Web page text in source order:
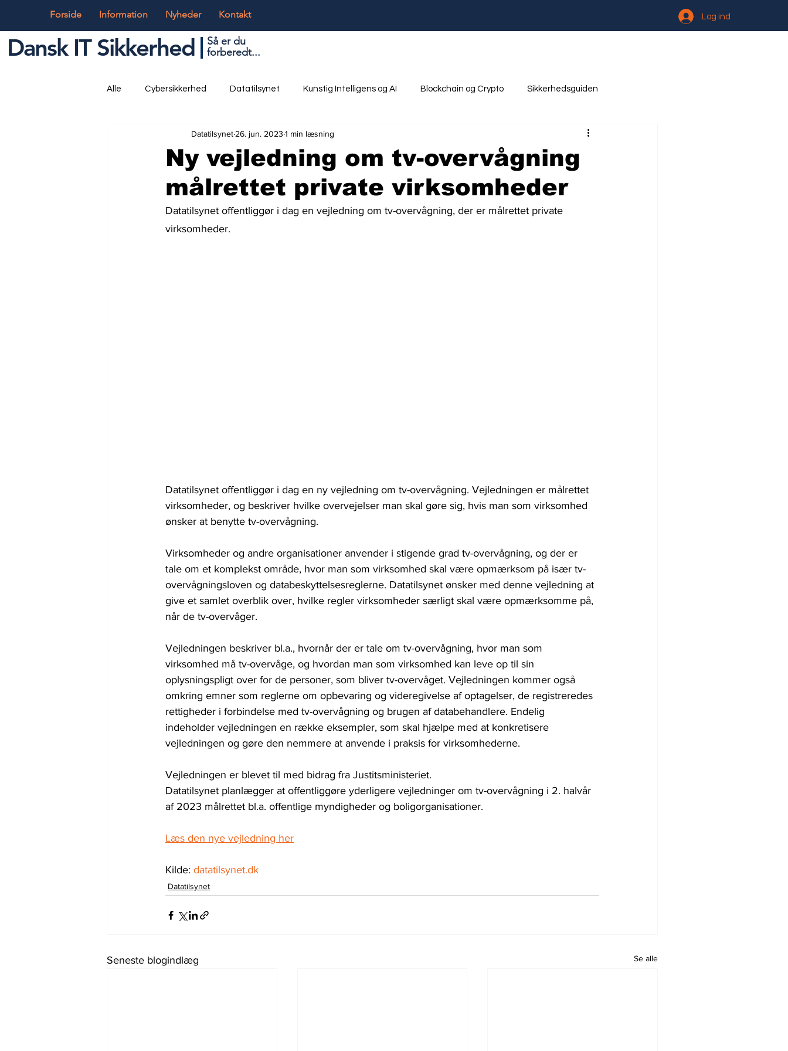
Forside Information Nyheder Kontakt Log ind
Dansk IT Sikkerhed
Så er du
forberedt...
Alle Cybersikkerhed Datatilsynet Kunstig Intelligens og AI Blockchain og Crypto Sikkerhedsguiden
Globalt og Digitalt IT og Teknik Ungdom og Uddannelse
Ny vejledning om tv-overvågning
målrettet private virksomheder
Datatilsynet 26. jun. 2023 1 min læsning
Datatilsynet offentliggør i dag en vejledning om tv-overvågning, der er målrettet private
virksomheder.
Datatilsynet offentliggør i dag en ny vejledning om tv-overvågning. Vejledningen er målrettet
virksomheder, og beskriver hvilke overvejelser man skal gøre sig, hvis man som virksomhed
ønsker at benytte tv-overvågning.
Virksomheder og andre organisationer anvender i stigende grad tv-overvågning, og der er
tale om et komplekst område, hvor man som virksomhed skal være opmærksom på især tv-
overvågningsloven og databeskyttelsesreglerne. Datatilsynet ønsker med denne vejledning at
give et samlet overblik over, hvilke regler virksomheder særligt skal være opmærksomme på,
når de tv-overvåger.
Vejledningen beskriver bl.a., hvornår der er tale om tv-overvågning, hvor man som
virksomhed må tv-overvåge, og hvordan man som virksomhed kan leve op til sin
oplysningspligt over for de personer, som bliver tv-overvåget. Vejledningen kommer også
omkring emner som reglerne om opbevaring og videregivelse af optagelser, de registreredes
rettigheder i forbindelse med tv-overvågning og brugen af databehandlere. Endelig
indeholder vejledningen en række eksempler, som skal hjælpe med at konkretisere
vejledningen og gøre den nemmere at anvende i praksis for virksomhederne.
Vejledningen er blevet til med bidrag fra Justitsministeriet.
Datatilsynet planlægger at offentliggøre yderligere vejledninger om tv-overvågning i 2. halvår
af 2023 målrettet bl.a. offentlige myndigheder og boligorganisationer.
Læs den nye vejledning her
Kilde: datatilsynet.dk
Datatilsynet
Seneste blogindlæg Se alle